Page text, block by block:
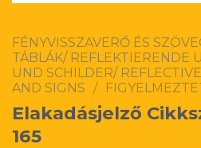
FÉNYVISSZAVERŐ ÉS
TÁBLÁK/ REFLEKTIERENDE
UND SCHILDER/
AND SIGNS /
Elakadásjelző
165